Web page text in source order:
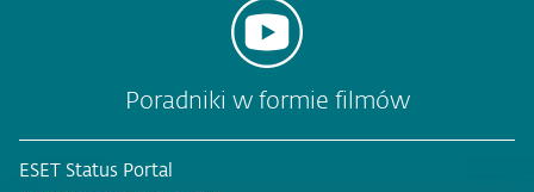
Poradniki w formie filmów
ESET Status Portal